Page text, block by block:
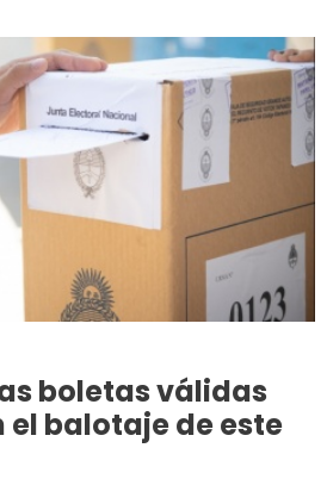
boletas válidas
balotaje de este